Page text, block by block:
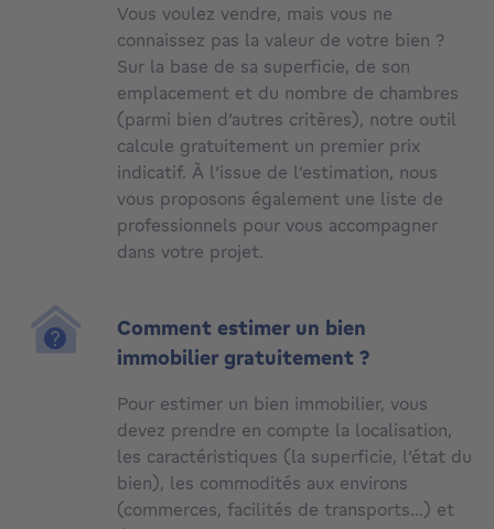
Vous voulez vendre, mais vous ne
connaissez pas la valeur de votre bien ?
Sur la base de sa superficie, de son
emplacement et du nombre de chambres
(parmi bien d’autres critères), notre outil
calcule gratuitement un premier prix
indicatif. À l’issue de l’estimation, nous
vous proposons également une liste de
professionnels pour vous accompagner
dans votre projet.
Comment estimer un bien
immobilier gratuitement ?
Pour estimer un bien immobilier, vous
devez prendre en compte la localisation,
les caractéristiques (la superficie, l’état du
bien), les commodités aux environs
(commerces, facilités de transports…) et